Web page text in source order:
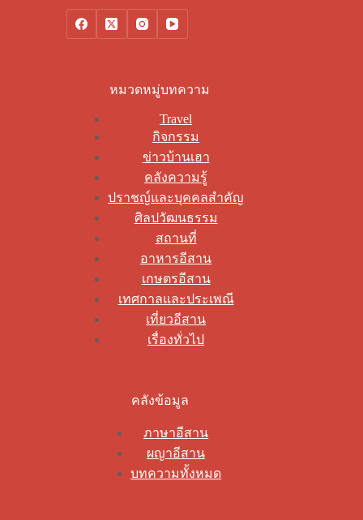
หมวดหมู่บทความ
Travel
กิจกรรม
ข่าวบ้านเฮา
คลังความรู้
ปราชญ์และบุคคลสำคัญ
ศิลปวัฒนธรรม
สถานที่
อาหารอีสาน
เกษตรอีสาน
เทศกาลและประเพณี
เที่ยวอีสาน
เรื่องทั่วไป
คลังข้อมูล
ภาษาอีสาน
ผญาอีสาน
บทความทั้งหมด